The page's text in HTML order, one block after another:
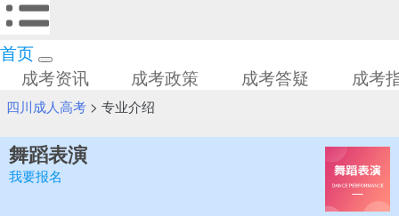
首页
成考资讯
成考政策 成考答疑 成考
四川成人高考> 专业介绍
舞蹈表演
我要报名